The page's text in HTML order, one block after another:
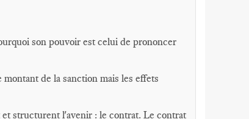
son pouvoir est celui de prononcer
de la sanction mais les effets
structurent l'avenir : le contrat. Le contrat